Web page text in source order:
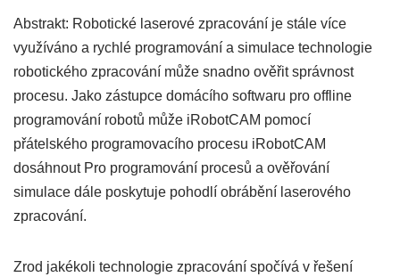
Abstrakt: Robotické laserové zpracování je stále více
využíváno a rychlé programování a simulace technologie
robotického zpracování může snadno ověřit správnost
procesu. Jako zástupce domácího softwaru pro offline
programování robotů může iRobotCAM pomocí
přátelského programovacího procesu iRobotCAM
dosáhnout Pro programování procesů a ověřování
simulace dále poskytuje pohodlí obrábění laserového
zpracování.
Zrod jakékoli technologie zpracování spočívá v řešení